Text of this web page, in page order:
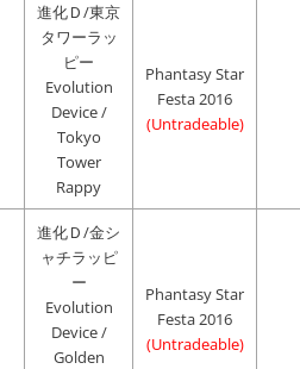
進化Ｄ/東京
タワーラッ
ピー
Evolution
Device /
Tokyo
Tower
Rappy
Phantasy Star
Festa 2016
(Untradeable)
進化Ｄ/金シ
ャチラッピ
ー
Evolution
Device /
Golden
Phantasy Star
Festa 2016
(Untradeable)